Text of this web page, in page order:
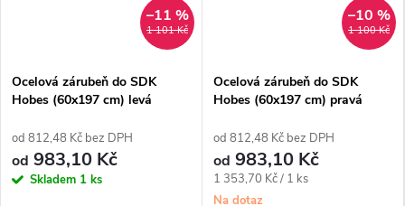
1 101 Kč
–11 %
Ocelová zárubeň do SDK
Hobes (60x197 cm) levá
od 812,48 Kč bez DPH
od 983,10 Kč
Skladem 1 ks
1 100 Kč
–10 %
Ocelová zárubeň do SDK
Hobes (60x197 cm) pravá
od 812,48 Kč bez DPH
od 983,10 Kč
Měrná
cena:
1 353,70 Kč / 1 ks
Na dotaz